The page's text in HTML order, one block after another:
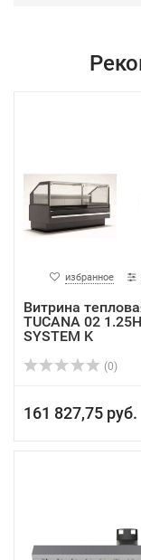
избранное
Витрина
TUCANA 02
SYSTEM K
(0)
161 827,75 руб.